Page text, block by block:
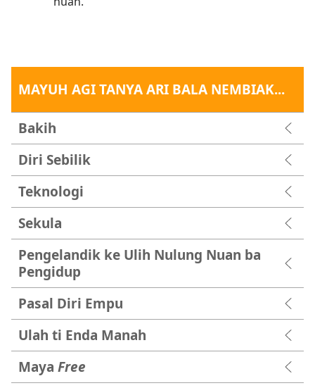
MAYUH AGI TANYA ARI BALA NEMBIAK...
Bakih
Diri Sebilik
Teknologi
Sekula
Pengelandik ke Ulih Nulung Nuan ba
Pengidup
Pasal Diri Empu
Ulah ti Enda Manah
Maya Free